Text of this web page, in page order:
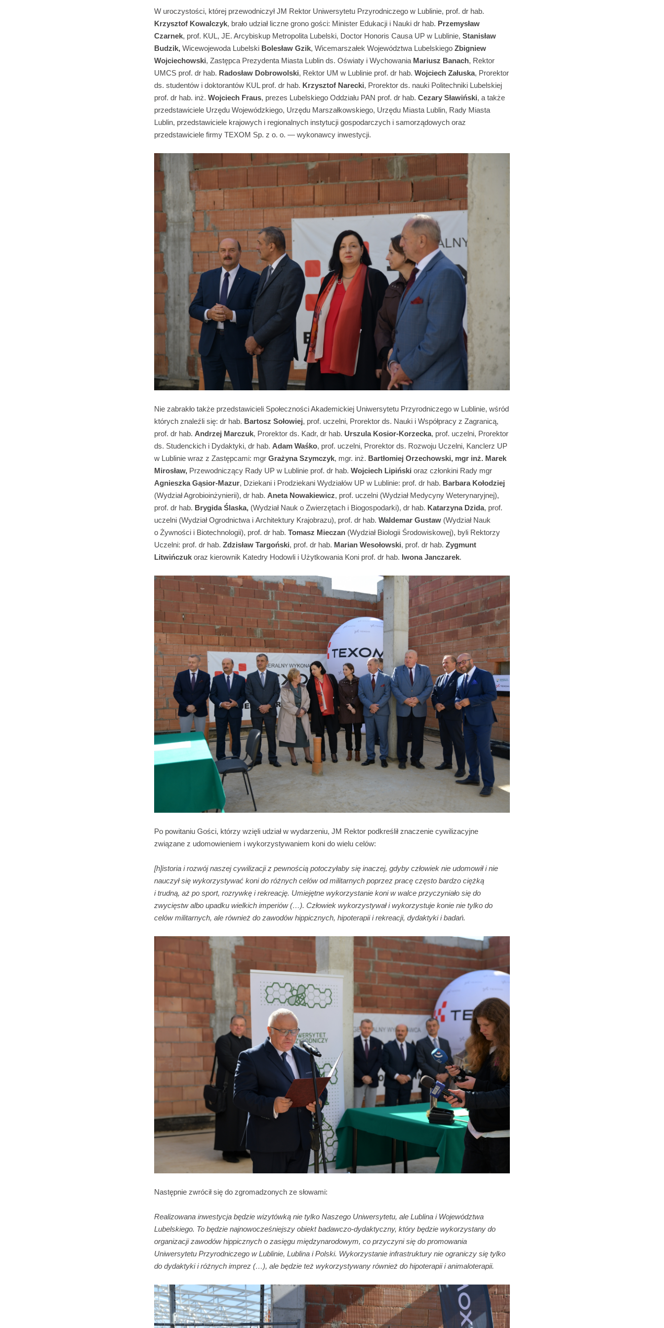
W uroczystości, której przewodniczył JM Rektor Uniwersytetu Przyrodniczego w Lublinie, prof. dr hab.
Krzysztof Kowalczyk, brało udział liczne grono gości: Minister Edukacji i Nauki dr hab. Przemysław
Czarnek, prof. KUL, JE. Arcybiskup Metropolita Lubelski, Doctor Honoris Causa UP w Lublinie, Stanisław
Budzik, Wicewojewoda Lubelski Bolesław Gzik, Wicemarszałek Województwa Lubelskiego Zbigniew
Wojciechowski, Zastępca Prezydenta Miasta Lublin ds. Oświaty i Wychowania Mariusz Banach, Rektor
UMCS prof. dr hab. Radosław Dobrowolski, Rektor UM w Lublinie prof. dr hab. Wojciech Załuska, Prorektor
ds. studentów i doktorantów KUL prof. dr hab. Krzysztof Narecki, Prorektor ds. nauki Politechniki Lubelskiej
prof. dr hab. inż. Wojciech Fraus, prezes Lubelskiego Oddziału PAN prof. dr hab. Cezary Sławiński, a także
przedstawiciele Urzędu Wojewódzkiego, Urzędu Marszałkowskiego, Urzędu Miasta Lublin, Rady Miasta
Lublin, przedstawiciele krajowych i regionalnych instytucji gospodarczych i samorządowych oraz
przedstawiciele firmy TEXOM Sp. z o. o. — wykonawcy inwestycji.
Nie zabrakło także przedstawicieli Społeczności Akademickiej Uniwersytetu Przyrodniczego w Lublinie, wśród
których znaleźli się: dr hab. Bartosz Sołowiej, prof. uczelni, Prorektor ds. Nauki i Współpracy z Zagranicą,
prof. dr hab. Andrzej Marczuk, Prorektor ds. Kadr, dr hab. Urszula Kosior-Korzecka, prof. uczelni, Prorektor
ds. Studenckich i Dydaktyki, dr hab. Adam Waśko, prof. uczelni, Prorektor ds. Rozwoju Uczelni, Kanclerz UP
w Lublinie wraz z Zastępcami: mgr Grażyna Szymczyk, mgr. inż. Bartłomiej Orzechowski, mgr inż. Marek
Mirosław, Przewodniczący Rady UP w Lublinie prof. dr hab. Wojciech Lipiński oraz członkini Rady mgr
Agnieszka Gąsior-Mazur, Dziekani i Prodziekani Wydziałów UP w Lublinie: prof. dr hab. Barbara Kołodziej
(Wydział Agrobioinżynierii), dr hab. Aneta Nowakiewicz, prof. uczelni (Wydział Medycyny Weterynaryjnej),
prof. dr hab. Brygida Ślaska, (Wydział Nauk o Zwierzętach i Biogospodarki), dr hab. Katarzyna Dzida, prof.
uczelni (Wydział Ogrodnictwa i Architektury Krajobrazu), prof. dr hab. Waldemar Gustaw (Wydział Nauk
o Żywności i Biotechnologii), prof. dr hab. Tomasz Mieczan (Wydział Biologii Środowiskowej), byli Rektorzy
Uczelni: prof. dr hab. Zdzisław Targoński, prof. dr hab. Marian Wesołowski, prof. dr hab. Zygmunt
Litwińczuk oraz kierownik Katedry Hodowli i Użytkowania Koni prof. dr hab. Iwona Janczarek.
Po powitaniu Gości, którzy wzięli udział w wydarzeniu, JM Rektor podkreślił znaczenie cywilizacyjne
związane z udomowieniem i wykorzystywaniem koni do wielu celów:
[h]istoria i rozwój naszej cywilizacji z pewnością potoczyłaby się inaczej, gdyby człowiek nie udomowił i nie
nauczył się wykorzystywać koni do różnych celów od militarnych poprzez pracę często bardzo ciężką
i trudną, aż po sport, rozrywkę i rekreację. Umiejętne wykorzystanie koni w walce przyczyniało się do
zwycięstw albo upadku wielkich imperiów (…). Człowiek wykorzystywał i wykorzystuje konie nie tylko do
celów militarnych, ale również do zawodów hippicznych, hipoterapii i rekreacji, dydaktyki i badań.
Następnie zwrócił się do zgromadzonych ze słowami:
Realizowana inwestycja będzie wizytówką nie tylko Naszego Uniwersytetu, ale Lublina i Województwa
Lubelskiego. To będzie najnowocześniejszy obiekt badawczo-dydaktyczny, który będzie wykorzystany do
organizacji zawodów hippicznych o zasięgu międzynarodowym, co przyczyni się do promowania
Uniwersytetu Przyrodniczego w Lublinie, Lublina i Polski. Wykorzystanie infrastruktury nie ograniczy się tylko
do dydaktyki i różnych imprez (…), ale będzie też wykorzystywany również do hipoterapii i animaloterapii.